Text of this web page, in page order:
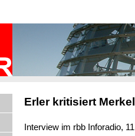
Erler kritisiert
Interview im rbb Inforadio,